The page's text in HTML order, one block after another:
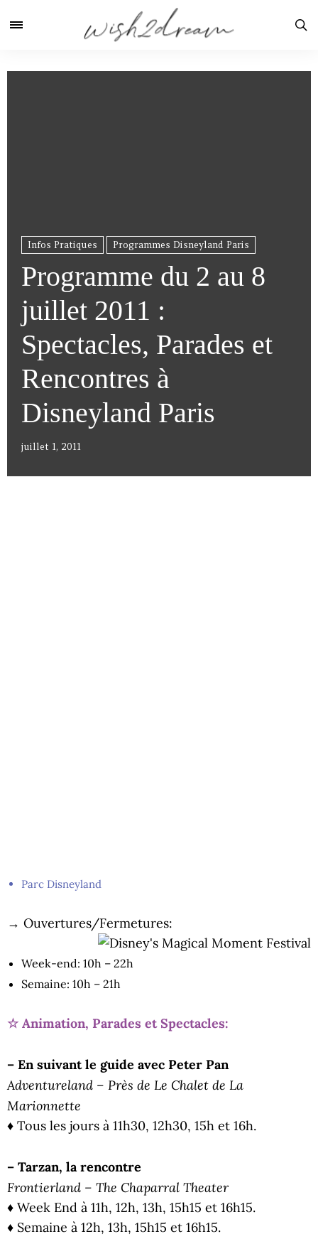
Infos Pratiques Programmes Disneyland Paris
Programme du 2 au 8
juillet 2011 :
Spectacles, Parades et
Rencontres à
Disneyland Paris
juillet 1, 2011
Parc Disneyland
→ Ouvertures/Fermetures:
Week-end: 10h – 22h
Semaine: 10h – 21h
☆ Animation, Parades et Spectacles:
– En suivant le guide avec Peter Pan
Adventureland – Près de Le Chalet de La
Marionnette
♦ Tous les jours à 11h30, 12h30, 15h et 16h.
– Tarzan, la rencontre
Frontierland – The Chaparral Theater
♦ Week End à 11h, 12h, 13h, 15h15 et 16h15.
♦ Semaine à 12h, 13h, 15h15 et 16h15.